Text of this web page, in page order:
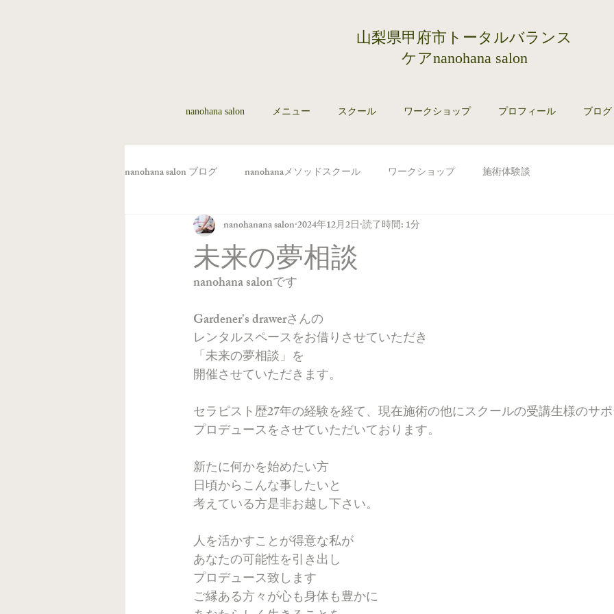
​山梨県甲府市トータルバランス
ケアnanohana salon
nanohana salon メニュー スクール ワークショップ プロフィール ブログ
nanohana salon ブログ nanohanaメソッドスクール ワークショップ 施術体験談
未来の夢相談
nanohanana salon2024年12月2日 読了時間: 1分
nanohana salonです
Gardener's drawerさんの
レンタルスペースをお借りさせていただき
「未来の夢相談」を
開催させていただきます。
セラピスト歴27年の経験を経て、現在施術の他にスクールの受講生様のサ
プロデュースをさせていただいております。
新たに何かを始めたい方
日頃からこんな事したいと
考えている方是非お越し下さい。
人を活かすことが得意な私が
あなたの可能性を引き出し
プロデュース致します
ご縁ある方々が心も身体も豊かに